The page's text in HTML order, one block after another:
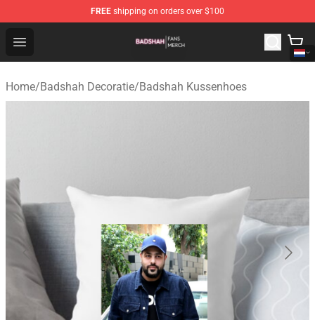
FREE shipping on orders over $100
Open menu
Badshah Shop - Official Badshah Merchandise Store
Home/Badshah Decoratie/Badshah Kussenhoes